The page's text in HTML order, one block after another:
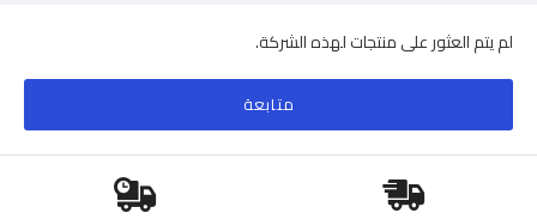
لم يتم العثور على منتجات لهذه الشركة.
متابعة